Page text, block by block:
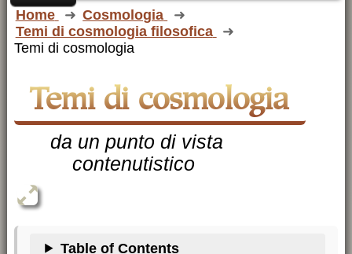
Home
Cosmologia
Temi di cosmologia filosofica
Temi di cosmologia
Temi di cosmologia
da un punto di vista
contenutistico
Table of Contents